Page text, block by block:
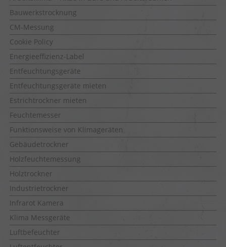
Bauwerkstrocknung
CM-Messung
Cookie Policy
Energieeffizienz-Label
Entfeuchtungsgeräte
Entfeuchtungsgeräte mieten
Estrichtrockner mieten
Feuchtemesser
Funktionsweise von Klimageräten
Gebäudetrockner
Holzfeuchtemessung
Holztrockner
Industrietrockner
Infrarot Kamera
Klima Messgeräte
Luftbefeuchter